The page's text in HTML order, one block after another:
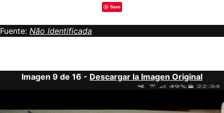
Save
Fuente: Não Identificada
Imagen 9 de 16 - Descargar la Imagen Original